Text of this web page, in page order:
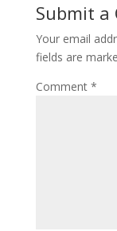
Submit a
Your email
fields are
Comment *